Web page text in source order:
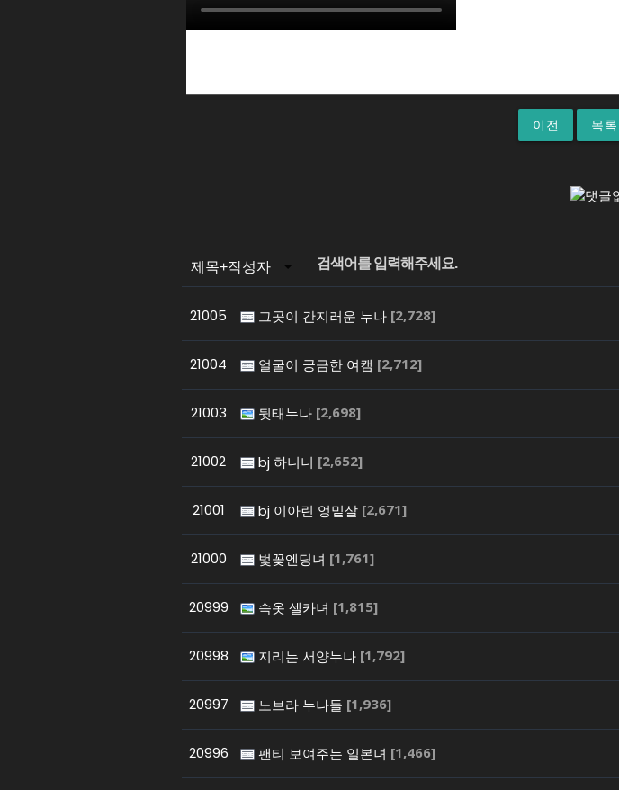
이전 목록
21005 그곳이 간지러운 누나 [2,728]
21004 얼굴이 궁금한 여캠 [2,712]
21003 뒷태누나 [2,698]
21002 bj 하니니 [2,652]
21001 bj 이아린 엉밑살 [2,671]
21000 벛꽃엔딩녀 [1,761]
20999 속옷 셀카녀 [1,815]
20998 지리는 서양누나 [1,792]
20997 노브라 누나들 [1,936]
20996 팬티 보여주는 일본녀 [1,466]